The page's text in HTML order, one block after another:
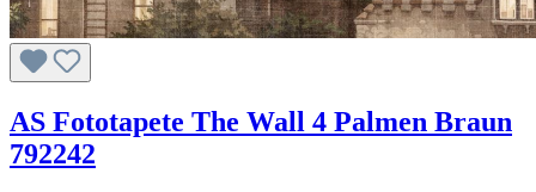
AS Fototapete The Wall 4 Palmen Braun
792242